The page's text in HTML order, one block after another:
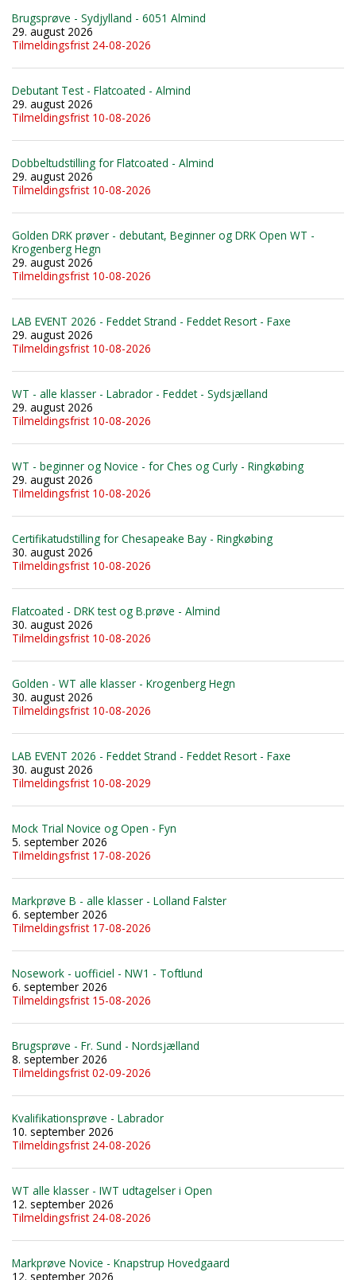
Brugsprøve - Sydjylland - 6051 Almind
29. august 2026
Tilmeldingsfrist 24-08-2026
Debutant Test - Flatcoated - Almind
29. august 2026
Tilmeldingsfrist 10-08-2026
Dobbeltudstilling for Flatcoated - Almind
29. august 2026
Tilmeldingsfrist 10-08-2026
Golden DRK prøver - debutant, Beginner og DRK Open WT -
Krogenberg Hegn
29. august 2026
Tilmeldingsfrist 10-08-2026
LAB EVENT 2026 - Feddet Strand - Feddet Resort - Faxe
29. august 2026
Tilmeldingsfrist 10-08-2026
WT - alle klasser - Labrador - Feddet - Sydsjælland
29. august 2026
Tilmeldingsfrist 10-08-2026
WT - beginner og Novice - for Ches og Curly - Ringkøbing
29. august 2026
Tilmeldingsfrist 10-08-2026
Certifikatudstilling for Chesapeake Bay - Ringkøbing
30. august 2026
Tilmeldingsfrist 10-08-2026
Flatcoated - DRK test og B.prøve - Almind
30. august 2026
Tilmeldingsfrist 10-08-2026
Golden - WT alle klasser - Krogenberg Hegn
30. august 2026
Tilmeldingsfrist 10-08-2026
LAB EVENT 2026 - Feddet Strand - Feddet Resort - Faxe
30. august 2026
Tilmeldingsfrist 10-08-2029
Mock Trial Novice og Open - Fyn
5. september 2026
Tilmeldingsfrist 17-08-2026
Markprøve B - alle klasser - Lolland Falster
6. september 2026
Tilmeldingsfrist 17-08-2026
Nosework - uofficiel - NW1 - Toftlund
6. september 2026
Tilmeldingsfrist 15-08-2026
Brugsprøve - Fr. Sund - Nordsjælland
8. september 2026
Tilmeldingsfrist 02-09-2026
Kvalifikationsprøve - Labrador
10. september 2026
Tilmeldingsfrist 24-08-2026
WT alle klasser - IWT udtagelser i Open
12. september 2026
Tilmeldingsfrist 24-08-2026
Markprøve Novice - Knapstrup Hovedgaard
12. september 2026